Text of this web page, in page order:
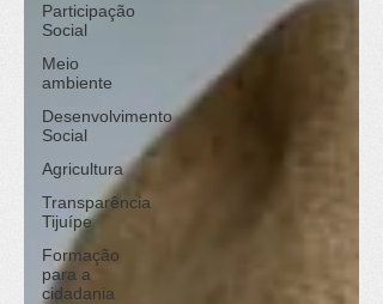
Participação
Social
Meio
ambiente
Desenvolvimento
Social
Agricultura
Transparência
Tijuípe
Formação
para a
cidadania